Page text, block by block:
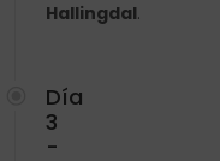
Hallingdal.
Día
3
-